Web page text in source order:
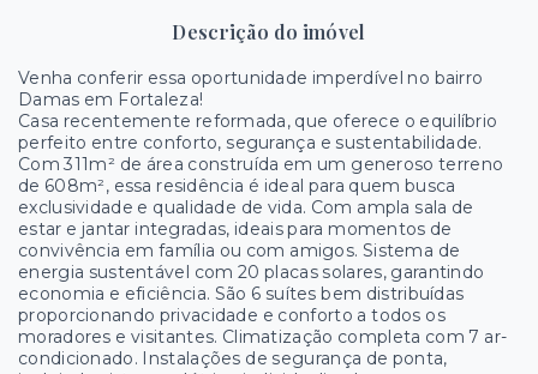
Descrição do imóvel
Venha conferir essa oportunidade imperdível no bairro
Damas em Fortaleza!
Casa recentemente reformada, que oferece o equilíbrio
perfeito entre conforto, segurança e sustentabilidade.
Com 311m² de área construída em um generoso terreno
de 608m², essa residência é ideal para quem busca
exclusividade e qualidade de vida. Com ampla sala de
estar e jantar integradas, ideais para momentos de
convivência em família ou com amigos. Sistema de
energia sustentável com 20 placas solares, garantindo
economia e eficiência. São 6 suítes bem distribuídas
proporcionando privacidade e conforto a todos os
moradores e visitantes. Climatização completa com 7 ar-
condicionado. Instalações de segurança de ponta,